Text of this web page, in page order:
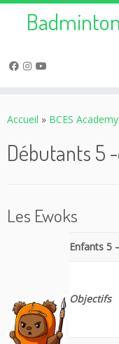
auAccueil » BCES Academy
Débutants 5
Les Ewoks
Enfants 5
Objectifs